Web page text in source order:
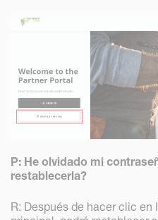
P: He olvidado mi
restablecerla?
R: Después de hacer clic